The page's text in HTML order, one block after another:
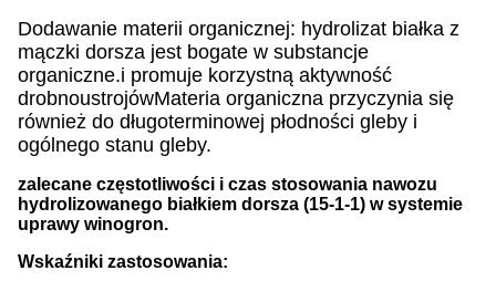
Dodawanie materii organicznej: hydrolizat białka z
mączki dorsza jest bogate w substancje
organiczne.i promuje korzystną aktywność
drobnoustrojówMateria organiczna przyczynia się
również do długoterminowej płodności gleby i
ogólnego stanu gleby.
zalecane częstotliwości i czas stosowania nawozu
hydrolizowanego białkiem dorsza (15-1-1) w systemie
uprawy winogron.
Wskaźniki zastosowania: